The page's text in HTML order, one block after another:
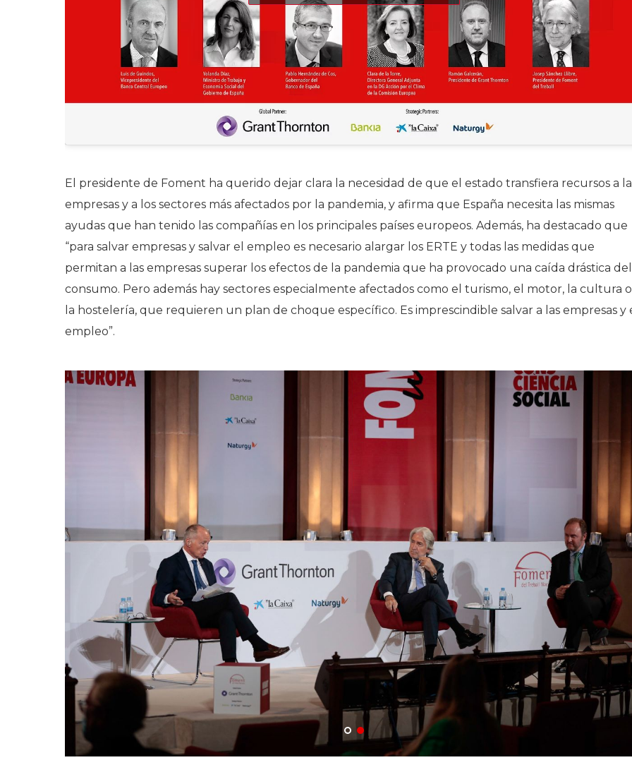
El presidente de Foment ha querido dejar clara la necesidad de que el estado transfiera recursos a
empresas y a los sectores más afectados por la pandemia, y afirma que España necesita las mismas
ayudas que han tenido las compañías en los principales países europeos. Además, ha destacado que
“para salvar empresas y salvar el empleo es necesario alargar los ERTE y todas las medidas que
permitan a las empresas superar los efectos de la pandemia que ha provocado una caída drástica del
consumo. Pero además hay sectores especialmente afectados como el turismo, el motor, la cultura o
la hostelería, que requieren un plan de choque específico. Es imprescindible salvar a las empresas y
empleo”.